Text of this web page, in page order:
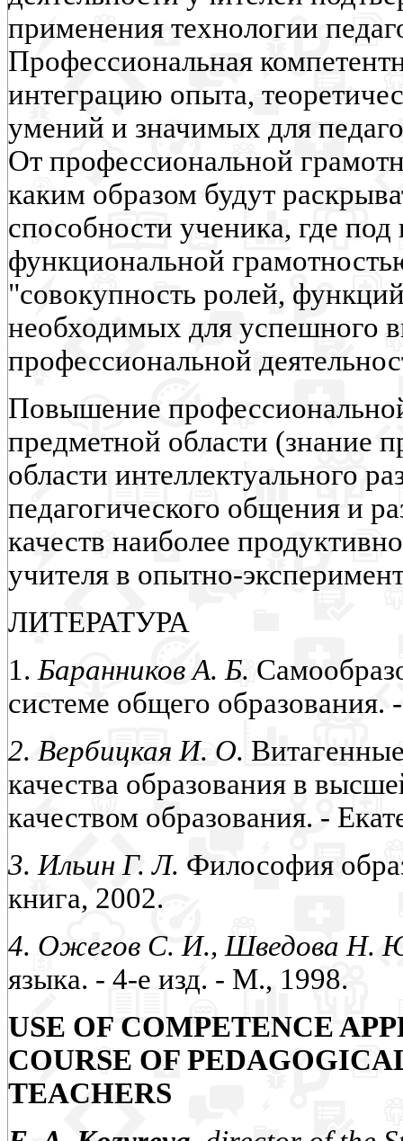
применения технологии
Профессиональная
интеграцию опыта,
умений и значимых для
От профессиональной
каким образом будут
способности ученика, где
функциональной
"совокупность ролей,
необходимых для успешного
профессиональной
Повышение
предметной области (знание
области интеллектуального
педагогического общения и
качеств наиболее
учителя в опытно-
ЛИТЕРАТУРА
1.Баранников А. Б.
системе общего
2. Вербицкая И. О.
качества образования в
качеством образования. -
3. Ильин Г. Л. Философия
книга, 2002.
4. Ожегов С. И., Шведова Н.
языка. - 4-е изд. - М., 1998.
USE OF COMPETENCE
COURSE OF
TEACHERS